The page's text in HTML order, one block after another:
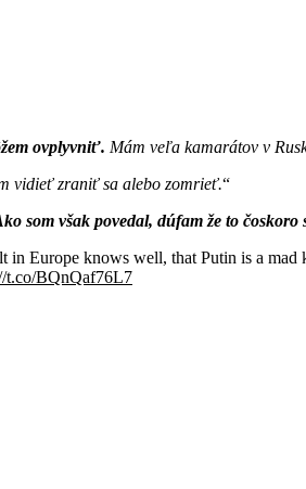
ovplyvniť. Mám veľa kamarátov v
vidieť zraniť sa alebo zomrieť.
som však povedal, dúfam že to čoskoro
Europe knows well, that Putin is a
t.co/BQnQaf76L7